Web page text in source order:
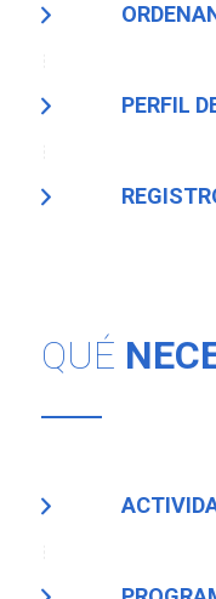
PERFIL
QUÉ